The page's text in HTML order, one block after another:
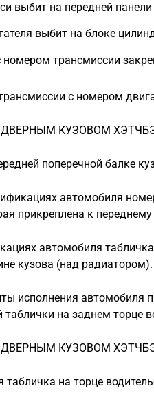
выбит на передней
выбит на блоке
трансмиссии
с номером
КУЗОВОМ
поперечной балке
автомобиля
прикреплена к
автомобиля
кузова (над радиатором).
исполнения автомобиля
таблички на заднем торце
КУЗОВОМ
на торце